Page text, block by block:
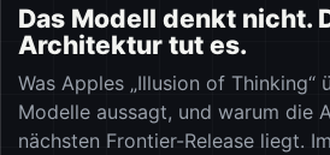
Das Modell denkt nicht.
Architektur tut es.
Was Apples „Illusion of Thinking“
Modelle aussagt, und warum die
nächsten Frontier-Release liegt.